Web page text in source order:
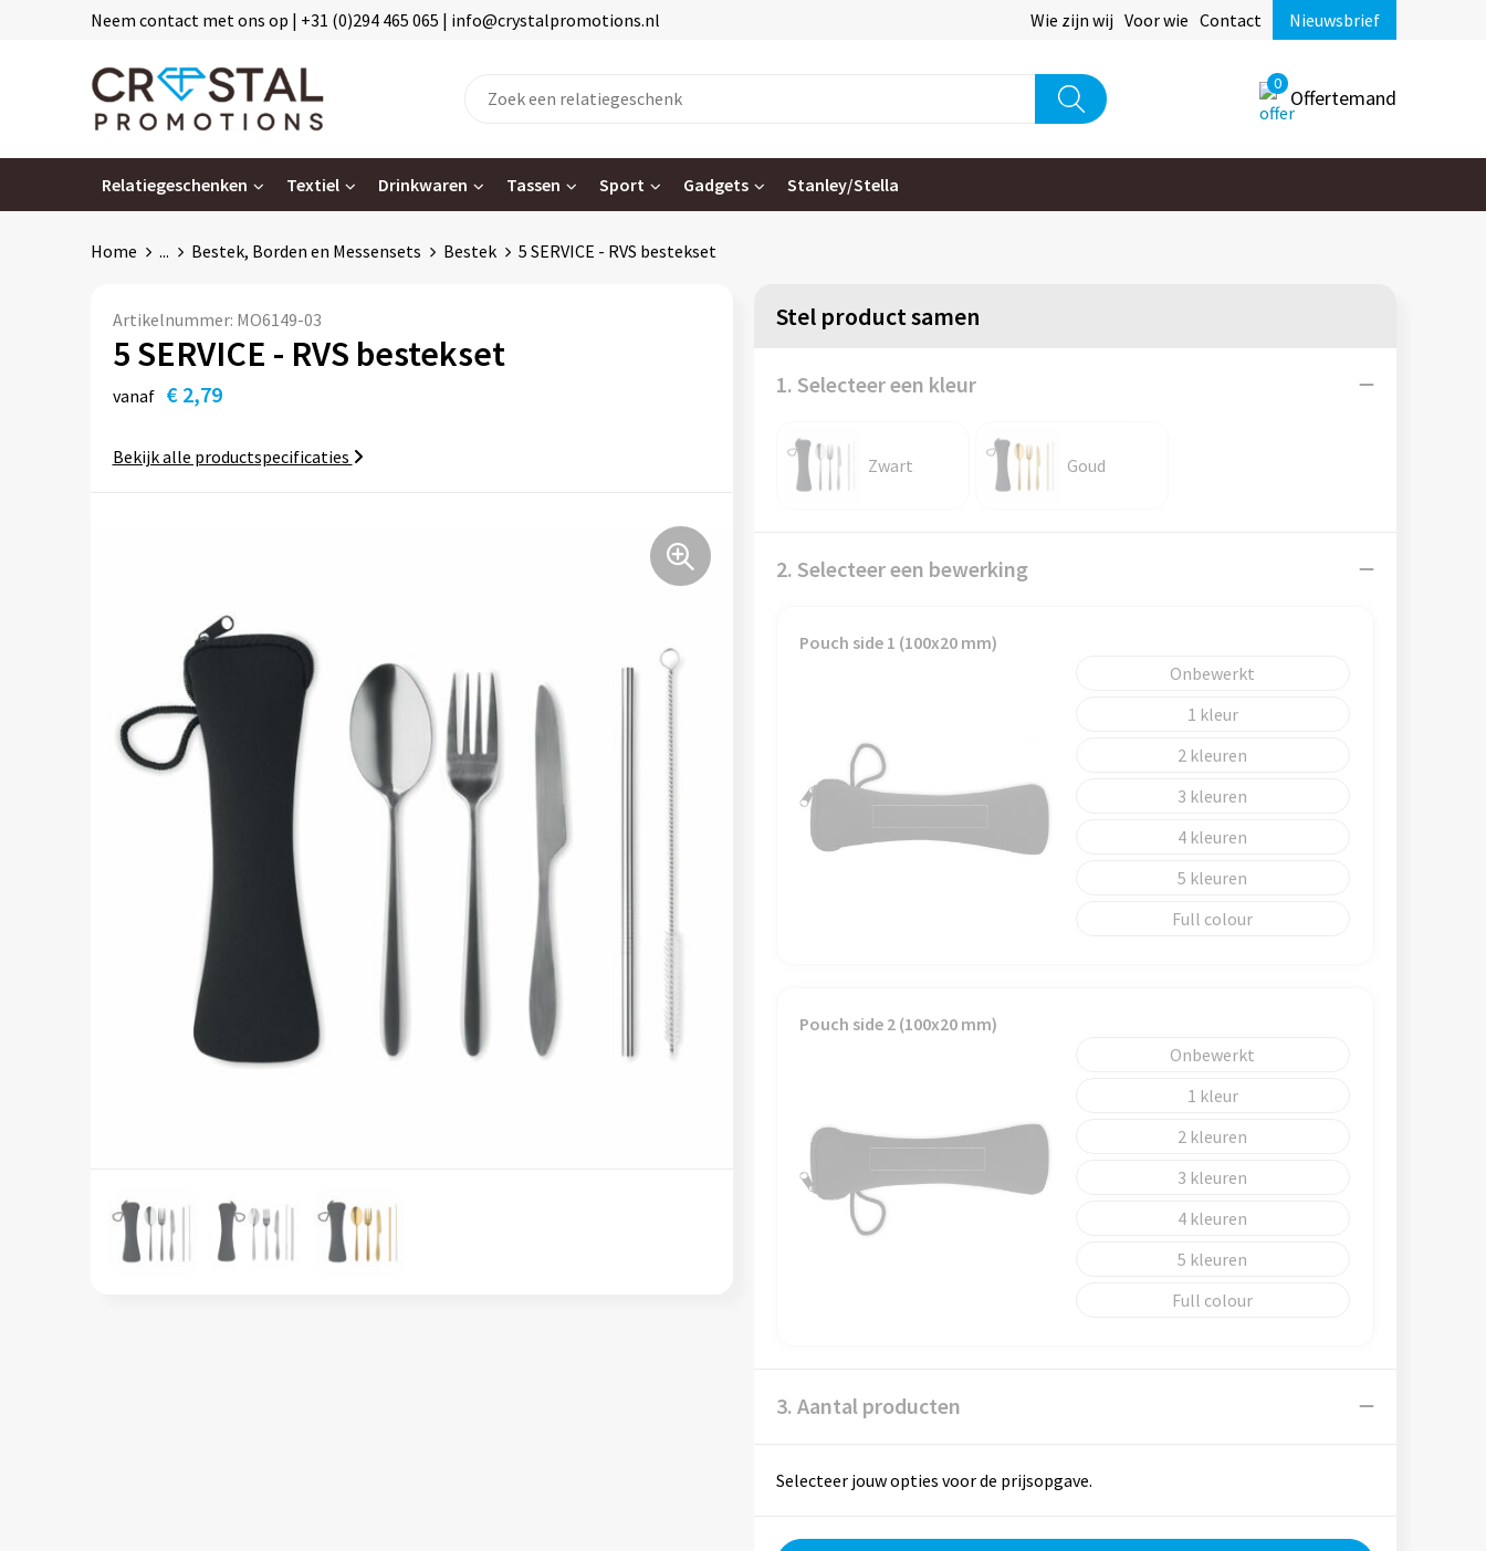
Neem contact met ons op | +31 (0)294 465 065 | info@crystalpromotions.nl Wie zijn wij Voor wie Contact Nieuwsbrief
0
Offertemand
Relatiegeschenken Textiel Drinkwaren Tassen Sport Gadgets Stanley/Stella
Home ... Bestek, Borden en Messensets Bestek 5 SERVICE - RVS bestekset
Artikelnummer: MO6149-03
5 SERVICE - RVS bestekset
vanaf € 2,79
Bekijk alle productspecificaties
Stel product samen
1. Selecteer een kleur
Zwart Goud
2. Selecteer een bewerking
Pouch side 1 (100x20 mm)
Onbewerkt
1
2
3
4
5
Full colour
Pouch side 2 (100x20 mm)
Onbewerkt
1
2
3
4
5
Full colour
3. Aantal producten
Selecteer jouw opties voor de prijsopgave.